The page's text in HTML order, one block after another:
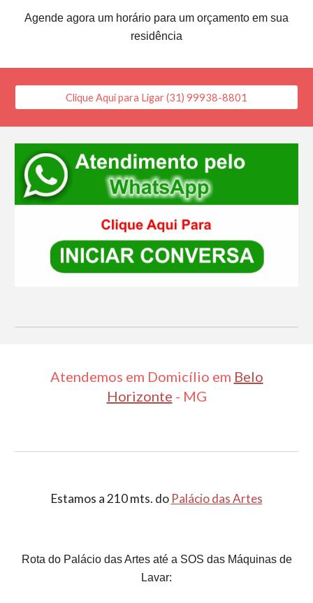
Agende agora um horário para um orçamento em sua
residência
Clique Aqui para Ligar (31) 99938-8801
Atendemos em Domicílio em Belo
Horizonte - MG
Estamos a 210 mts. do Palácio das Artes
Rota do Palácio das Artes até a SOS das Máquinas de
Lavar: